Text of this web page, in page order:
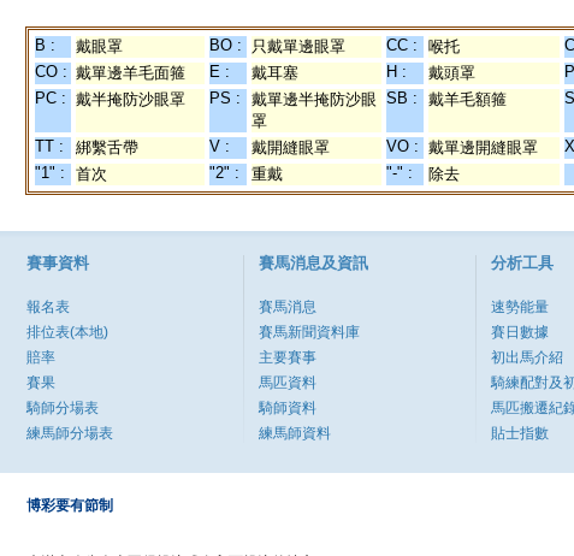
B : 戴眼罩 BO : 只戴單邊眼罩 CC : 喉托
CO : 戴單邊羊毛面箍 E : 戴耳塞 H : 戴頭罩
PC : 戴半掩防沙眼罩 PS :
戴單邊半掩防沙眼
罩
SB : 戴羊毛額箍
TT : 綁繫舌帶 V : 戴開縫眼罩 VO : 戴單邊開縫眼罩
"1" :
首次 "2" : 重戴 "-" : 除去
賽事資料
報名表
排位表(本地)
賠率
賽果
騎師分場表
練馬師分場表
賽馬消息及資訊
賽馬消息
賽馬新聞資料庫
主要賽事
馬匹資料
騎師資料
練馬師資料
分析工具
速勢能量
賽日數據
初出馬介紹
騎練配對及
馬匹搬遷紀
貼士指數
博彩要有節制